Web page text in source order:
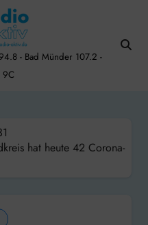
- Bad Münder 107.2 -
9C
hat heute 42 Corona-